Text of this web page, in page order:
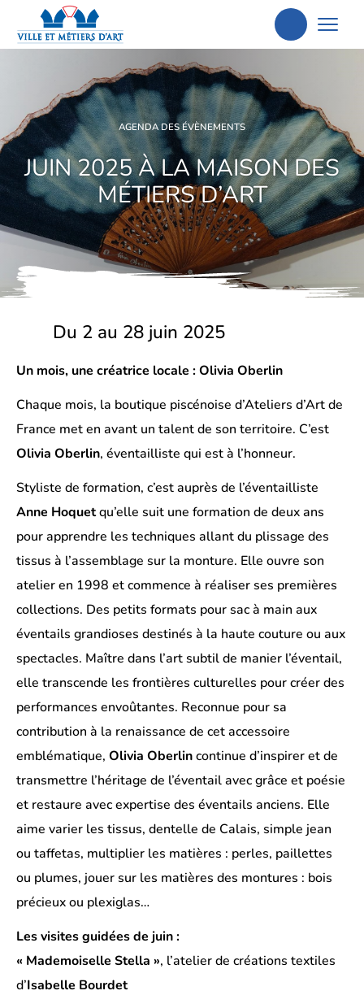
Aller
la
recherche
AGENDA DES ÉVÈNEMENTS
JUIN 2025 À LA MAISON DES
MÉTIERS D’ART
Du 2 au 28 juin 2025
Un mois, une créatrice locale : Olivia Oberlin
Chaque mois, la boutique piscénoise d’Ateliers d’Art de
France met en avant un talent de son territoire. C’est
Olivia Oberlin, éventailliste qui est à l’honneur.
Styliste de formation, c’est auprès de l’éventailliste
Anne Hoquetqu’elle suit une formation de deux ans
pour apprendre les techniques allant du plissage des
tissus à l’assemblage sur la monture. Elle ouvre son
atelier en 1998 et commence à réaliser ses premières
collections. Des petits formats pour sac à main aux
éventails grandioses destinés à la haute couture ou aux
spectacles. Maître dans l’art subtil de manier l’éventail,
elle transcende les frontières culturelles pour créer des
performances envoûtantes. Reconnue pour sa
contribution à la renaissance de cet accessoire
emblématique, Olivia Oberlincontinue d’inspirer et de
transmettre l’héritage de l’éventail avec grâce et poésie
et restaure avec expertise des éventails anciens. Elle
aime varier les tissus, dentelle de Calais, simple jean
ou taffetas, multiplier les matières : perles, paillettes
ou plumes, jouer sur les matières des montures : bois
précieux ou plexiglas…
Les visites guidées de juin :
« Mademoiselle Stella », l’atelier de créations textiles
d’Isabelle Bourdet